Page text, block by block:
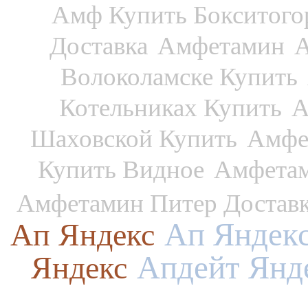
Амф Купить
Доставка Амфетамин
Волоколамске Купить
Котельниках Купить
Шаховской Купить
Купить Видное
Амфетамин Питер
Ап Яндекс Ап
Яндекс Апдейт